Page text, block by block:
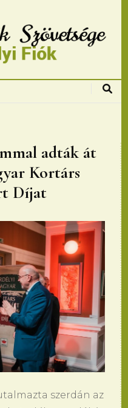
Írók
adták át
Kortárs
Díjat
szerdán az